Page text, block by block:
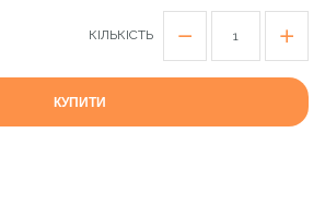
КІЛЬКІСТЬ
КУПИТИ